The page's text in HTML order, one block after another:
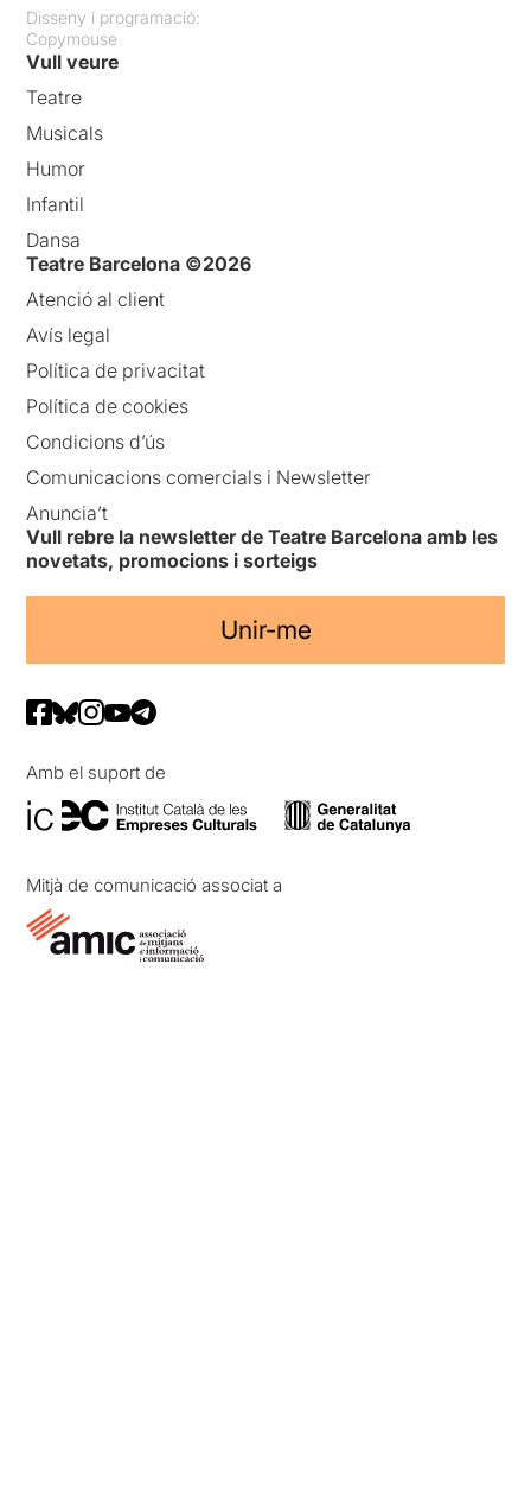
Disseny i programació:
Copymouse
Vull veure
Teatre
Musicals
Humor
Infantil
Dansa
Teatre Barcelona ©2026
Atenció al client
Avís legal
Política de privacitat
Política de cookies
Condicions d’ús
Comunicacions comercials i Newsletter
Anuncia’t
Vull rebre la newsletter de Teatre Barcelona amb les
novetats, promocions i sorteigs
Unir-me
Amb el suport de
Mitjà de comunicació associat a